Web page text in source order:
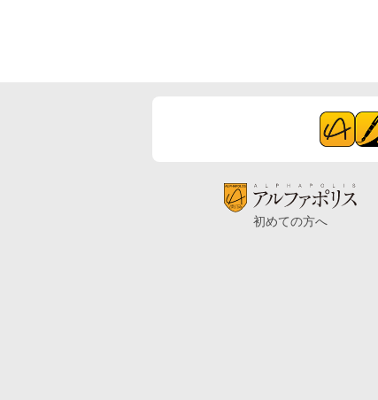
初めての方へ